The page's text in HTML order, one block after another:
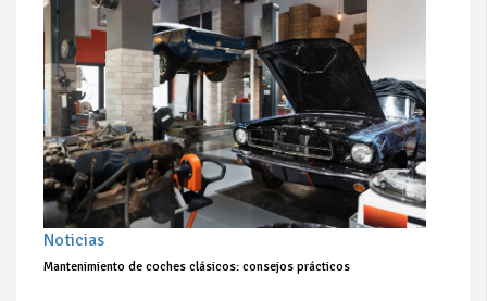
Noticias
Mantenimiento de coches clásicos: consejos prácticos